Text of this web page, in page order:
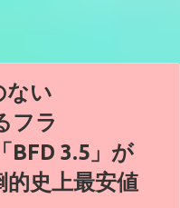
ない
フラ
BFD 3.5」が
的史上最安値